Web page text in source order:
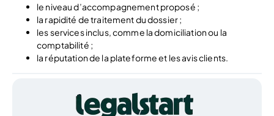
le niveau d’accompagnement proposé ;
la rapidité de traitement du dossier ;
les services inclus, comme la domiciliation ou la
comptabilité ;
la réputation de la plateforme et les avis clients.